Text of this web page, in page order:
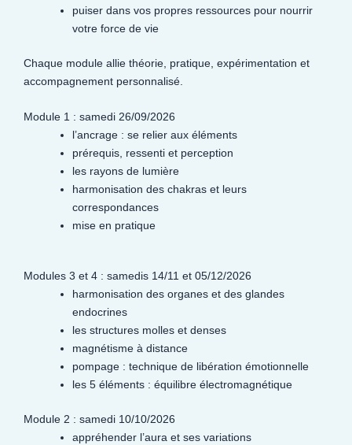
puiser dans vos propres ressources pour nourrir
votre force de vie
Chaque module allie théorie, pratique, expérimentation et
accompagnement personnalisé.
Module 1 : samedi 26/09/2026
l’ancrage : se relier aux éléments
prérequis, ressenti et perception
les rayons de lumière
harmonisation des chakras et leurs
correspondances
mise en pratique
Modules 3 et 4 : samedis 14/11 et 05/12/2026
harmonisation des organes et des glandes
endocrines
les structures molles et denses
magnétisme à distance
pompage : technique de libération émotionnelle
les 5 éléments : équilibre électromagnétique
Module 2 : samedi 10/10/2026
appréhender l’aura et ses variations